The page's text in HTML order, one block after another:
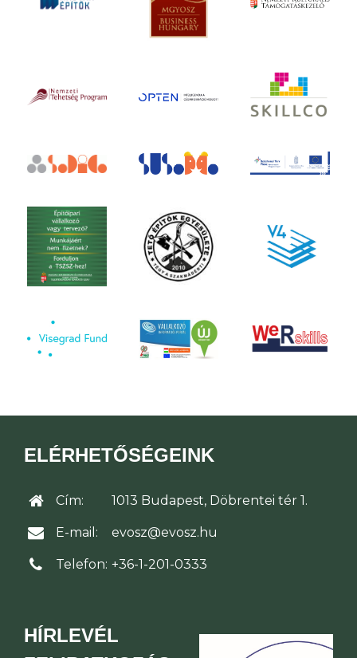
ELÉRHETŐSÉGEINK
Cím: 1013 Budapest, Döbrentei tér 1.
E-mail: evosz@evosz.hu
Telefon: +36-1-201-0333
HÍRLEVÉL